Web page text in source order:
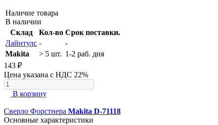
Наличие товара
В наличии
Склад
Кол-во Срок поставки.
Лайнтулс -
-
Makita
> 5 шт. 1-2 раб. дня
143 ₽
Цена указана с НДС 22%
В корзину
Сверло Форстнера Makita D-71118
Основные характеристики